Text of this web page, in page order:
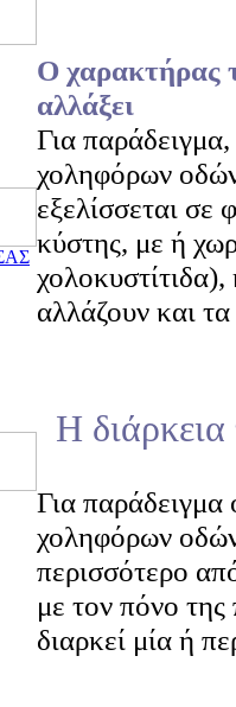
Ο χαρακτήρας
αλλάξει
Για
χοληφόρων
εξελίσσεται σε
κύστης, με ή
αλλάζουν και
Η
Για παράδειγμα
χοληφόρων
περισσότερο
με τον πόνο της
διαρκεί μία ή